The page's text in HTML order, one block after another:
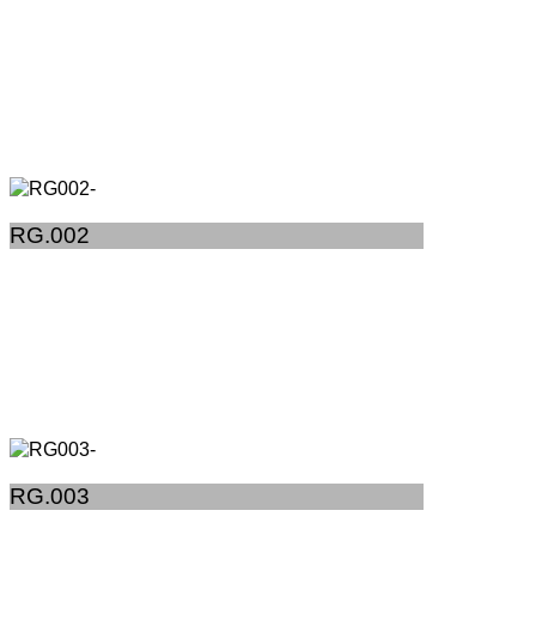
RG.002
RG.003